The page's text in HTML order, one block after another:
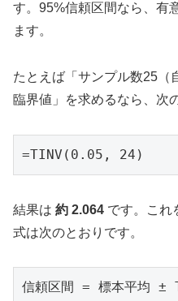
す。95%信頼区間なら、有
ます。
たとえば「サンプル数25（
臨界値」を求めるなら、次
=TINV(0.05, 24)
結果は 約 2.064 です。これ
式は次のとおりです。
信頼区間 = 標本平均